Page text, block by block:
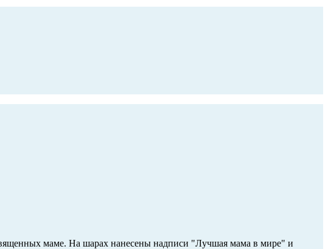
маме. На шарах нанесены надписи "Лучшая мама в мире" и